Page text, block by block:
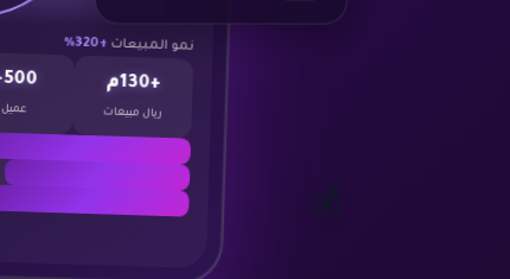
نمو المبيعات +320%
+130م
ريال مبيعات
500+
عميل